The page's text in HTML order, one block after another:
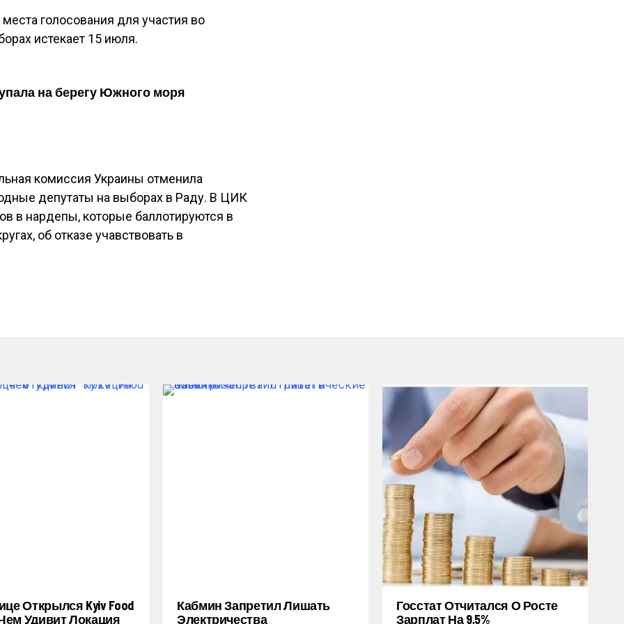
голосования для участия во
истекает 15 июля.
на берегу Южного моря
комиссия Украины отменила
депутаты на выборах в Раду. В ЦИК
в нардепы, которые баллотируются в
об отказе учавствовать в
Открылся Kyiv Food
Удивит Локация
Кабмин Запретил Лишать
Электричества
Госстат Отчитался О Росте
Зарплат На 9,5%